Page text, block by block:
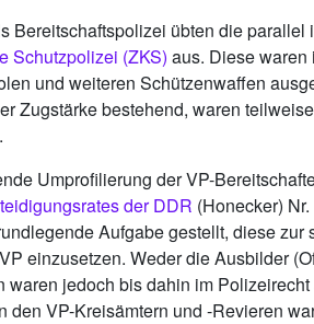
Bereitschaftspolizei übten die
Schutzpolizei (ZKS) aus. Diese
und weiteren Schützenwaffen
Zugstärke bestehend, waren
Umprofilierung der VP-
der DDR (Honecker)
Aufgabe gestellt, diese
einzusetzen. Weder die Ausbilder
waren jedoch bis dahin im
den VP-Kreisämtern und -Revieren